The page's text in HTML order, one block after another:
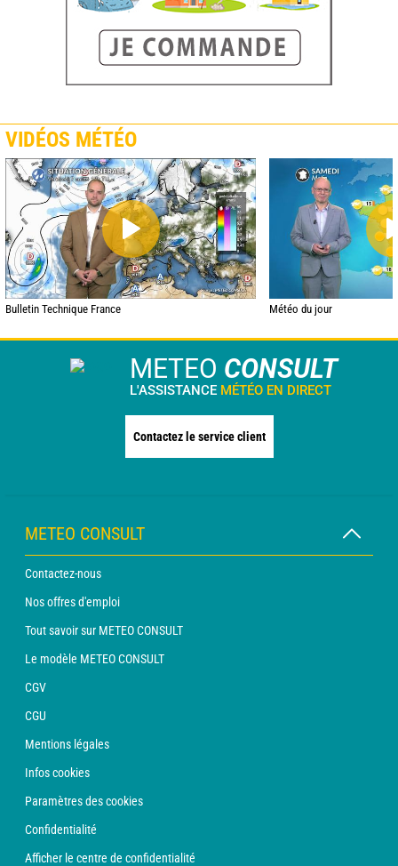
VIDÉOS MÉTÉO
Bulletin Technique France Météo du jour
METEO CONSULT
L'ASSISTANCE MÉTÉO EN DIRECT
Contactez le service client
METEO CONSULT
Contactez-nous
Nos offres d'emploi
Tout savoir sur METEO CONSULT
Le modèle METEO CONSULT
CGV
CGU
Mentions légales
Infos cookies
Paramètres des cookies
Confidentialité
Afficher le centre de confidentialité